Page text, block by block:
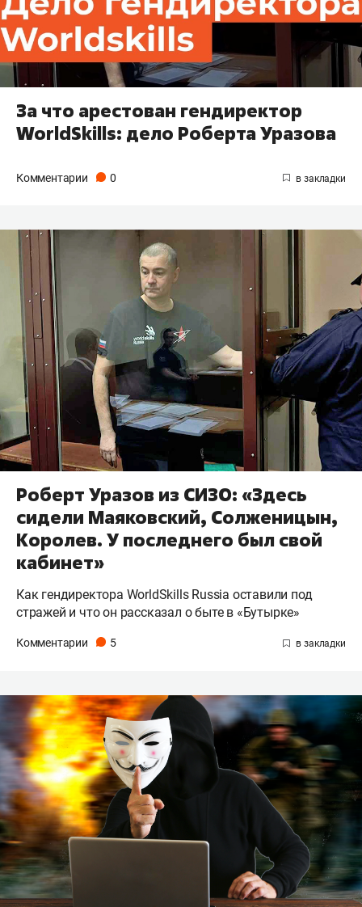
За что арестован гендиректор
WorldSkills: дело Роберта Уразова
Комментарии 0
Роберт Уразов из СИЗО: «Здесь
сидели Маяковский, Солженицын,
Королев. У последнего был свой
кабинет»
Как гендиректора WorldSkills Russia оставили под
стражей и что он рассказал о быте в «Бутырке»
Комментарии 5